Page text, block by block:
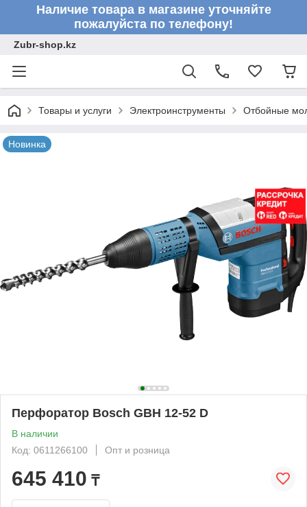
Наличие товара в магазине уточняйте
пожалуйста по телефону!
Zubr-shop.kz
Товары и услуги Электроинструменты Отбойные
Новинка
Перфоратор Bosch GBH 12-52 D
В наличии
Код: 0611266100
Опт и розница
645 410 ₸